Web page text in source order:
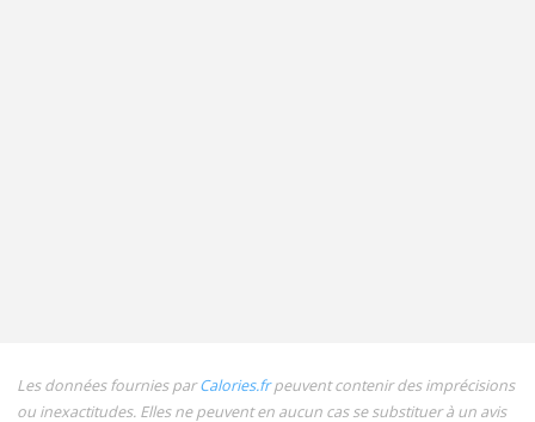
Les données fournies parCalories.frpeuvent contenir des imprécisions
ou inexactitudes. Elles ne peuvent en aucun cas se substituer à un avis